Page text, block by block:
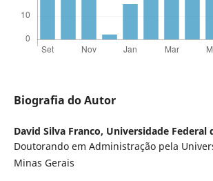
Biografia do Autor
David Silva Franco, Universidade Federal
Doutorando em Administração pela
Minas Gerais